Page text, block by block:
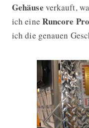
Gehäuse verkauft,
ich eine Runcore
ich die genauen